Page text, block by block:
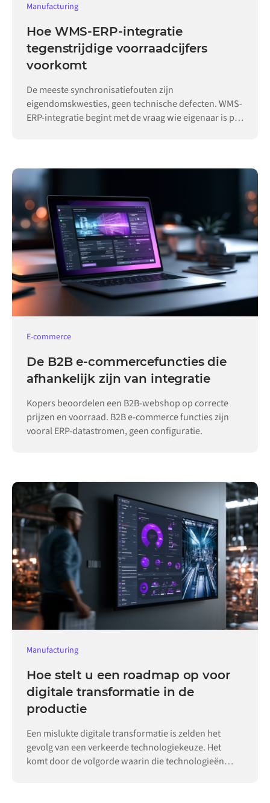
Manufacturing
Hoe WMS-ERP-integratie
tegenstrijdige voorraadcijfers
voorkomt
De meeste synchronisatiefouten zijn
eigendomskwesties, geen technische defecten. WMS-
ERP-integratie begint met de vraag wie eigenaar is per
E-commerce
De B2B e-commercefuncties die
afhankelijk zijn van integratie
Kopers beoordelen een B2B-webshop op correcte
prijzen en voorraad. B2B e-commerce functies zijn
vooral ERP-datastromen, geen configuratie.
Manufacturing
Hoe stelt u een roadmap op voor
digitale transformatie in de
productie
Een mislukte digitale transformatie is zelden het
gevolg van een verkeerde technologiekeuze. Het
komt door de volgorde waarin die technologieën